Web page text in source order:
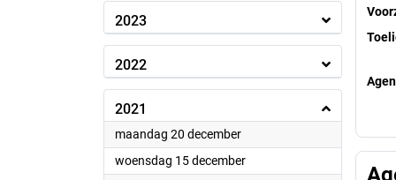
2023
2022
2021
maandag 20 december2021
woensdag 15 december2021